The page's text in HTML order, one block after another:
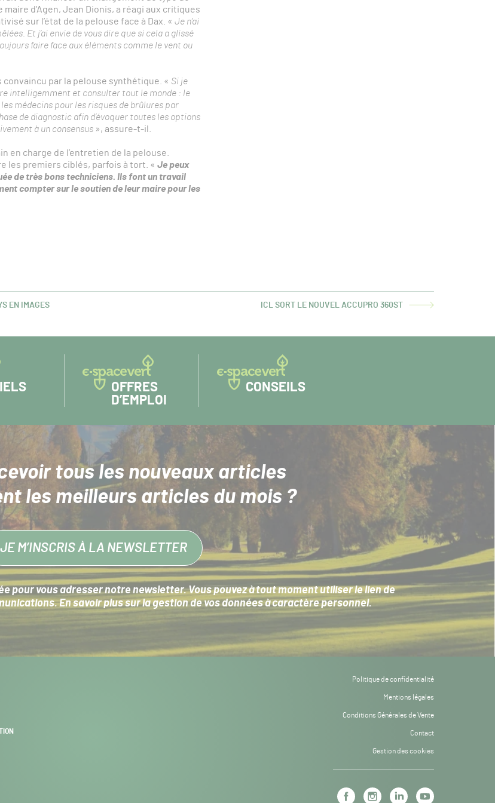
d’Agen, Jean Dionis, a réagi aux critiques
sur l’état de la pelouse face à Dax. « Je n’ai
Et j’ai envie de vous dire que si cela a glissé
faire face aux éléments comme le vent ou
convaincu par la pelouse synthétique. « Si je
intelligemment et consulter tout le monde : le
médecins pour les risques de brûlures par
de diagnostic afin d’évoquer toutes les options
à un consensus », assure-t-il.
en charge de l’entretien de la pelouse.
les premiers ciblés, parfois à tort. « Je peux
de très bons techniciens. Ils font un travail
compter sur le soutien de leur maire pour les
EN IMAGES
ARTICLE
ICL SORT LE NOUVEL ACCUPRO 360ST
OFFRES
D’EMPLOI
CONSEILS
tous les nouveaux articles
les meilleurs articles du mois ?
JE M’INSCRIS À LA NEWSLETTER
pour vous adresser notre newsletter. Vous pouvez à tout moment utiliser le lien de
En savoir plus sur lagestion de vos données à caractère personnel.
Politique de confidentialité
Mentions légales
Conditions Générales de Vente
Contact
Gestion des cookies